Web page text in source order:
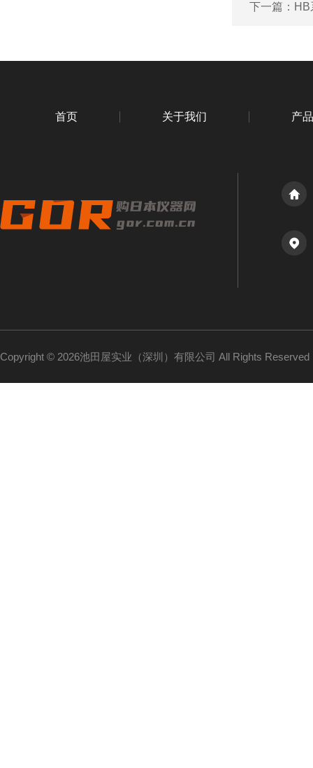
下一篇：
首页 关于我们 产
Copyright © 2026池田屋实业（深圳）有限公司 All Rights